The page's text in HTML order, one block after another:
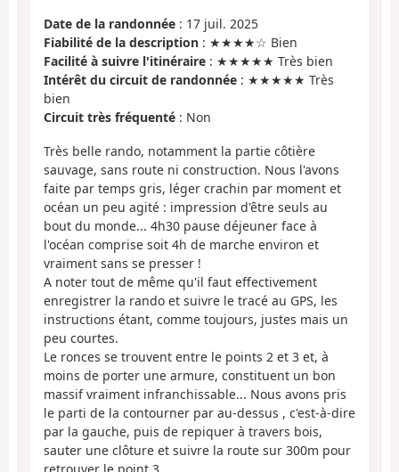
Date de la randonnée : 17 juil. 2025
Fiabilité de la description : ★★★★☆ Bien
Facilité à suivre l'itinéraire : ★★★★★ Très bien
Intérêt du circuit de randonnée : ★★★★★ Très
bien
Circuit très fréquenté : Non
Très belle rando, notamment la partie côtière
sauvage, sans route ni construction. Nous l'avons
faite par temps gris, léger crachin par moment et
océan un peu agité : impression d'être seuls au
bout du monde... 4h30 pause déjeuner face à
l'océan comprise soit 4h de marche environ et
vraiment sans se presser !
A noter tout de même qu'il faut effectivement
enregistrer la rando et suivre le tracé au GPS, les
instructions étant, comme toujours, justes mais un
peu courtes.
Le ronces se trouvent entre le points 2 et 3 et, à
moins de porter une armure, constituent un bon
massif vraiment infranchissable... Nous avons pris
le parti de la contourner par au-dessus , c'est-à-dire
par la gauche, puis de repiquer à travers bois,
sauter une clôture et suivre la route sur 300m pour